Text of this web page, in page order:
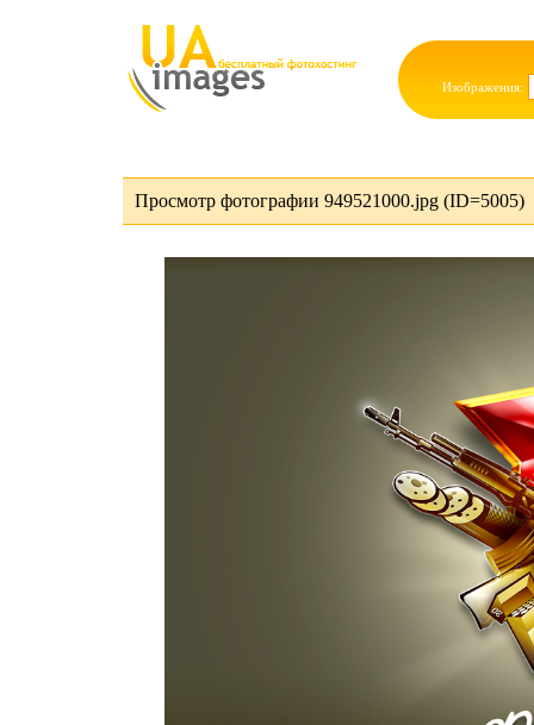
Изображения:
Просмотр фотографии 949521000.jpg (ID=5005)